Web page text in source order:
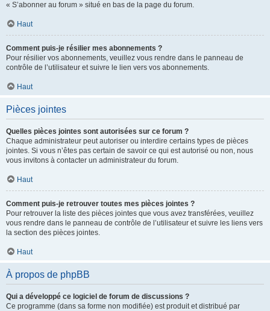
« S’abonner au forum » situé en bas de la page du forum.
Haut
Comment puis-je résilier mes abonnements ?
Pour résilier vos abonnements, veuillez vous rendre dans le panneau de
contrôle de l’utilisateur et suivre le lien vers vos abonnements.
Haut
Pièces jointes
Quelles pièces jointes sont autorisées sur ce forum ?
Chaque administrateur peut autoriser ou interdire certains types de pièces
jointes. Si vous n’êtes pas certain de savoir ce qui est autorisé ou non, nous
vous invitons à contacter un administrateur du forum.
Haut
Comment puis-je retrouver toutes mes pièces jointes ?
Pour retrouver la liste des pièces jointes que vous avez transférées, veuillez
vous rendre dans le panneau de contrôle de l’utilisateur et suivre les liens vers
la section des pièces jointes.
Haut
À propos de phpBB
Qui a développé ce logiciel de forum de discussions ?
Ce programme (dans sa forme non modifiée) est produit et distribué par